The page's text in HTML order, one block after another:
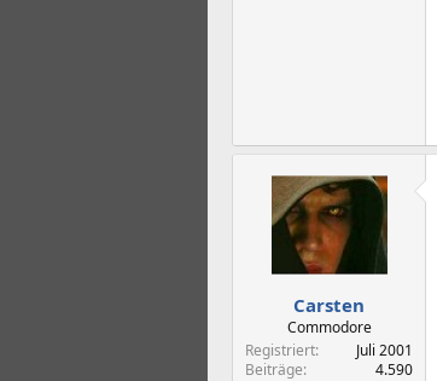
Carsten
Commodore
Registriert
Juli 2001
Beiträge
4.590